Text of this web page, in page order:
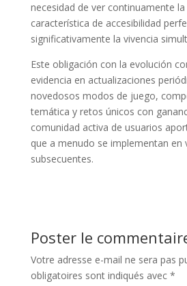
necesidad de ver continuamente
característica de accesibilidad
significativamente la vivencia
Este obligación con la evolución
evidencia en actualizaciones
novedosos modos de juego,
temática y retos únicos con
comunidad activa de usuarios
que a menudo se implementan en
subsecuentes.
Poster le
Votre adresse e-mail ne sera pas
obligatoires sont indiqués avec *